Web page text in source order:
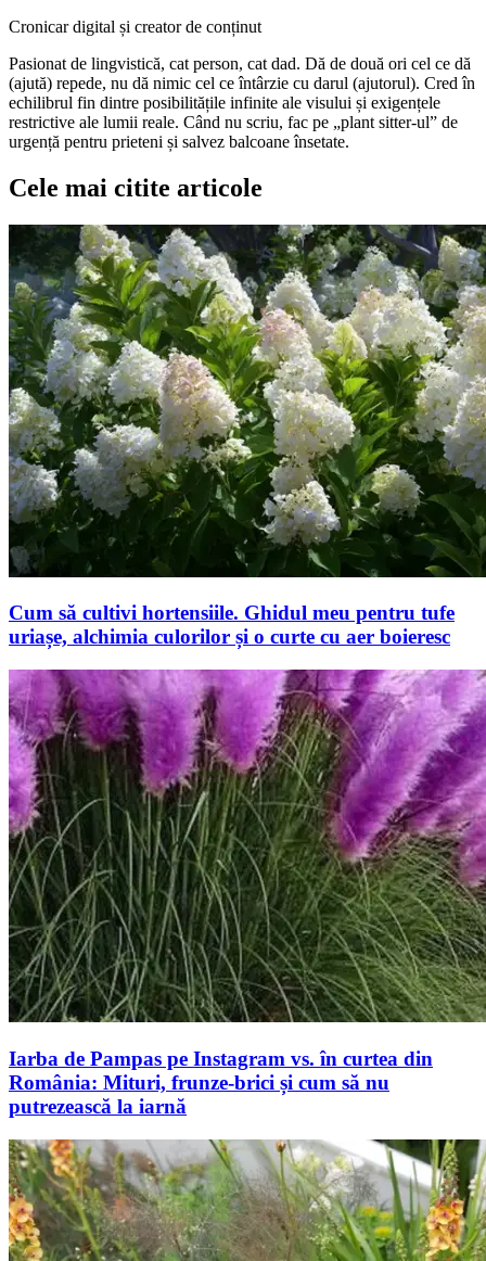
Cronicar digital și creator de conținut
Pasionat de lingvistică, cat person, cat dad. Dă de două ori cel ce dă
(ajută) repede, nu dă nimic cel ce întârzie cu darul (ajutorul). Cred în
echilibrul fin dintre posibilitățile infinite ale visului și exigențele
restrictive ale lumii reale. Când nu scriu, fac pe „plant sitter-ul” de
urgență pentru prieteni și salvez balcoane însetate.
Cele mai citite articole
Cum să cultivi hortensiile. Ghidul meu pentru tufe
uriașe, alchimia culorilor și o curte cu aer boieresc
Iarba de Pampas pe Instagram vs. în curtea din
România: Mituri, frunze-brici și cum să nu
putrezească la iarnă